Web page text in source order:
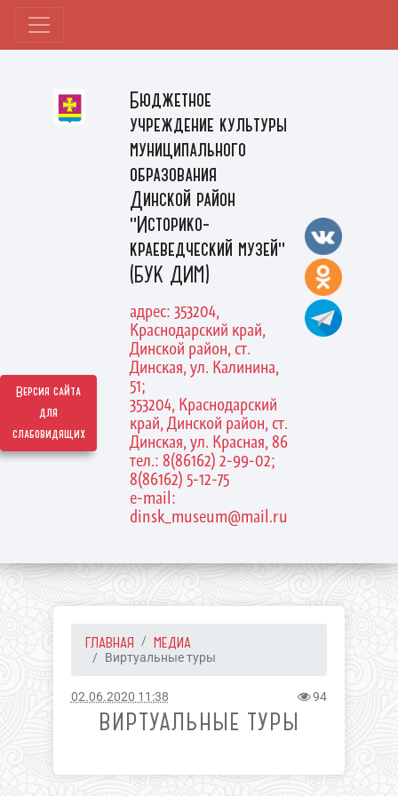
Версия сайта
для
слабовидящих
Бюджетное
учреждение культуры
муниципального
образования
Динской район
"Историко-
краеведческий музей"
(БУК ДИМ)
адрес: 353204,
Краснодарский край,
Динской район, ст.
Динская, ул. Калинина,
51;
353204, Краснодарский
край, Динской район, ст.
Динская, ул. Красная, 86
тел.: 8(86162) 2-99-02;
8(86162) 5-12-75
e-mail:
dinsk_museum@mail.ru
ГЛАВНАЯ МЕДИА
Виртуальные туры
02.06.2020 11:38 94
ВИРТУАЛЬНЫЕ ТУРЫ